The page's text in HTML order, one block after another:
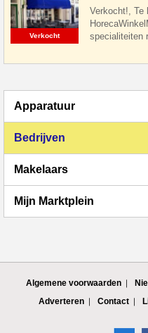
Verkocht
Verkocht!, Te
specialiteiten
Apparatuur
Bedrijven
Makelaars
Mijn Marktplein
Algemene voorwaarden
Adverteren
Contact